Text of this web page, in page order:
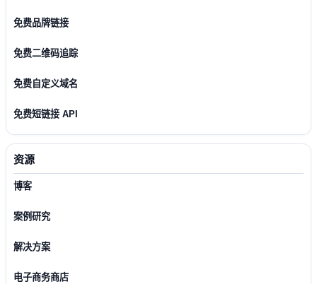
免费品牌链接
免费二维码追踪
免费自定义域名
免费短链接 API
资源
博客
案例研究
解决方案
电子商务商店